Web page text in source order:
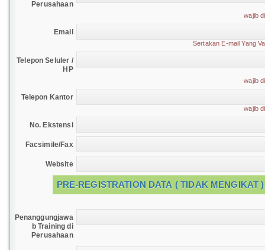
Perusahaan
wajib
Email
Sertakan E-mail Yang
Telepon Seluler /
HP
wajib
Telepon Kantor
wajib
No. Ekstensi
Facsimile/Fax
Website
PRE-REGISTRATION DATA ( TIDAK MENGIKAT )
Penanggungjawa
b Training di
Perusahaan